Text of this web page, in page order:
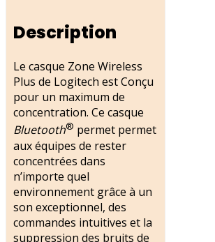
Description
Le casque Zone Wireless
Plus de Logitech est Conçu
pour un maximum de
concentration. Ce casque
Bluetooth® permet permet
aux équipes de rester
concentrées dans
n’importe quel
environnement grâce à un
son exceptionnel, des
commandes intuitives et la
suppression des bruits de